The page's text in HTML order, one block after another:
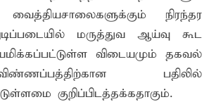
நிரந்தர
மருத்துவ ஆய்வு கூட
விடையமும் தகவல்
பதிலில்
குறிப்பிடத்தக்கதாகும்.